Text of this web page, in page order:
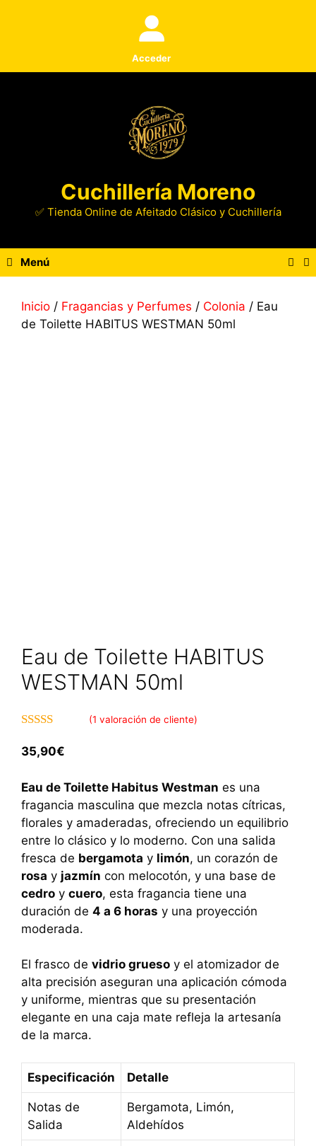
Acceder
Cuchillería Moreno
✅ Tienda Online de Afeitado Clásico y Cuchillería
Menú
Inicio / Fragancias y Perfumes / Colonia / Eau
de Toilette HABITUS WESTMAN 50ml
Eau de Toilette HABITUS
WESTMAN 50ml
(1 valoración de cliente)
35,90€
Eau de Toilette Habitus Westman es una
fragancia masculina que mezcla notas cítricas,
florales y amaderadas, ofreciendo un equilibrio
entre lo clásico y lo moderno. Con una salida
fresca de bergamota y limón, un corazón de
rosa y jazmín con melocotón, y una base de
cedro y cuero, esta fragancia tiene una
duración de 4 a 6 horas y una proyección
moderada.
El frasco de vidrio grueso y el atomizador de
alta precisión aseguran una aplicación cómoda
y uniforme, mientras que su presentación
elegante en una caja mate refleja la artesanía
de la marca.
Especificación Detalle
Notas de
Salida
Bergamota, Limón,
Aldehídos